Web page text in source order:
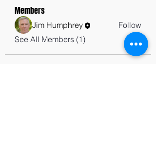
Members
Jim Humphrey
Follow
See All Members (1)